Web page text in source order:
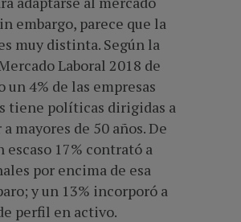
embargo, parece que la
muy distinta. Según la
Laboral 2018 de
un 4% de las empresas
tiene políticas dirigidas a
mayores de 50 años. De
escaso 17% contrató a
por encima de esa
y un 13% incorporó a
perfil en activo.